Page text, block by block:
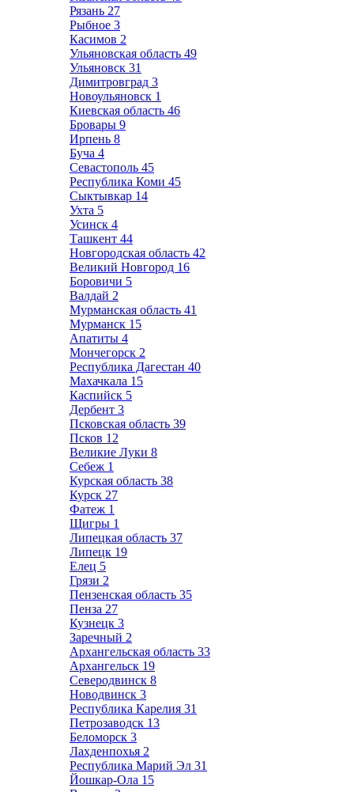
Рязань 27
Рыбное 3
Касимов 2
Ульяновская область 49
Ульяновск 31
Димитровград 3
Новоульяновск 1
Киевская область 46
Бровары 9
Ирпень 8
Буча 4
Севастополь 45
Республика Коми 45
Сыктывкар 14
Ухта 5
Усинск 4
Ташкент 44
Новгородская область 42
Великий Новгород 16
Боровичи 5
Валдай 2
Мурманская область 41
Мурманск 15
Апатиты 4
Мончегорск 2
Республика Дагестан 40
Махачкала 15
Каспийск 5
Дербент 3
Псковская область 39
Псков 12
Великие Луки 8
Себеж 1
Курская область 38
Курск 27
Фатеж 1
Щигры 1
Липецкая область 37
Липецк 19
Елец 5
Грязи 2
Пензенская область 35
Пенза 27
Кузнецк 3
Заречный 2
Архангельская область 33
Архангельск 19
Северодвинск 8
Новодвинск 3
Республика Карелия 31
Петрозаводск 13
Беломорск 3
Лахденпохья 2
Республика Марий Эл 31
Йошкар-Ола 15